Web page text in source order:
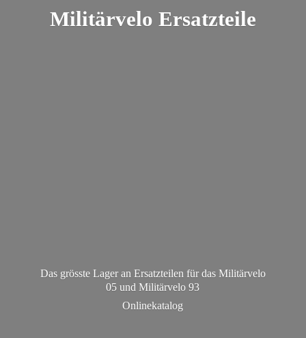
Militärvelo Ersatzteile
Das grösste Lager an Ersatzteilen für das Militärvelo
05 und Militärvelo 93
Onlinekatalog